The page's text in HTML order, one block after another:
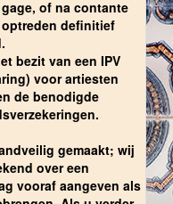
of na contante
definitief
bezit van een IPV
voor artiesten
de benodigde
gemaakt; wij
over een
vooraf aangeven als